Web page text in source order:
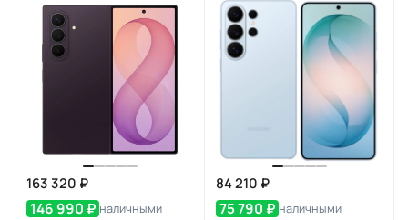
163 320 ₽
146 990 ₽ наличными
84 210 ₽
75 790 ₽ наличными